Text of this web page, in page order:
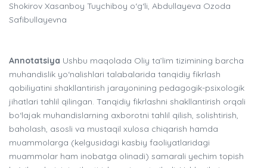
Shokirov Xasanboy Tuychiboy o‘g‘li, Abdullayeva Ozoda
Safibullayevna
Annotatsiya Ushbu maqolada Oliy ta’lim tizimining barcha
muhandislik yo‘nalishlari talabalarida tanqidiy fikrlash
qobiliyatini shakllantirish jarayonining pedagogik-psixologik
jihatlari tahlil qilingan. Tanqidiy fikrlashni shakllantirish orqali
bo‘lajak muhandislarning axborotni tahlil qilish, solishtirish,
baholash, asosli va mustaqil xulosa chiqarish hamda
muammolarga (kelgusidagi kasbiy faoliyatlaridagi
muammolar ham inobatga olinadi) samarali yechim topish